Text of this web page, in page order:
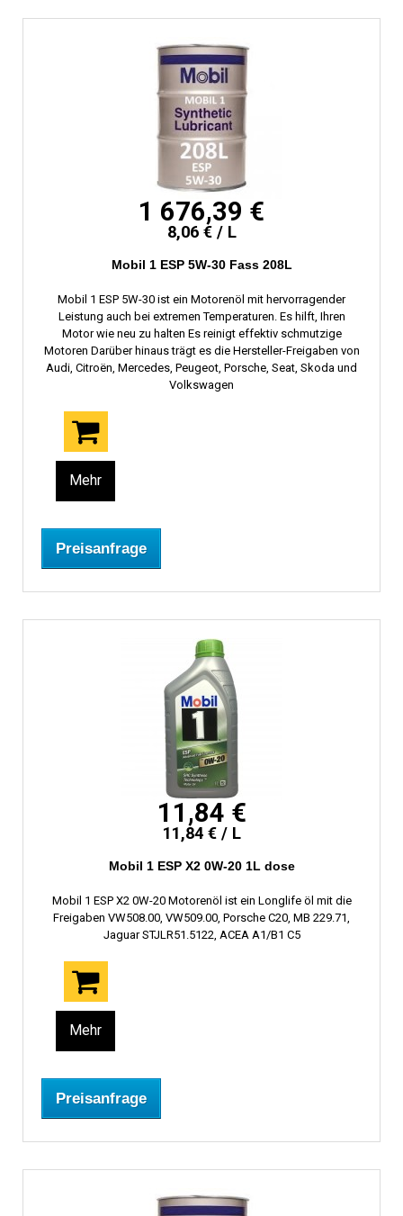
1 676,39 €
8,06 € / L
Mobil 1 ESP 5W-30 Fass 208L
Mobil 1 ESP 5W-30 ist ein Motorenöl mit hervorragender
Leistung auch bei extremen Temperaturen. Es hilft, Ihren
Motor wie neu zu halten Es reinigt effektiv schmutzige
Motoren Darüber hinaus trägt es die Hersteller-Freigaben von
Audi, Citroën, Mercedes, Peugeot, Porsche, Seat, Skoda und
Volkswagen
Mehr
Preisanfrage
11,84 €
11,84 € / L
Mobil 1 ESP X2 0W-20 1L dose
Mobil 1 ESP X2 0W-20 Motorenöl ist ein Longlife öl mit die
Freigaben VW508.00, VW509.00, Porsche C20, MB 229.71,
Jaguar STJLR51.5122, ACEA A1/B1 C5
Mehr
Preisanfrage